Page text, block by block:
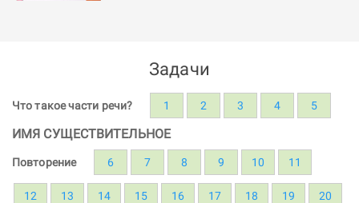
Задачи
Что такое части речи? 1 2 3 4 5
ИМЯ СУЩЕСТВИТЕЛЬНОЕ
Повторение 6 7 8 9 10 11
12 13 14 15 16 17 18 19 20